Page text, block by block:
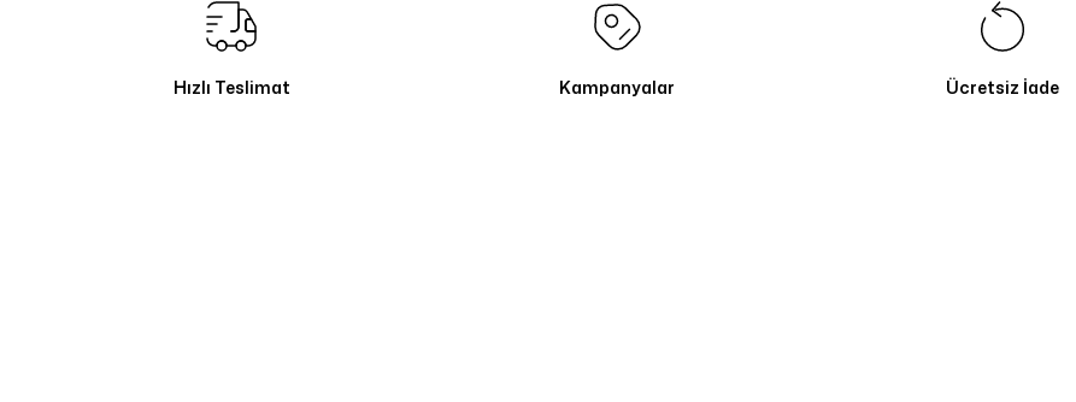
Hızlı Teslimat Kampanyalar Ücretsiz İade